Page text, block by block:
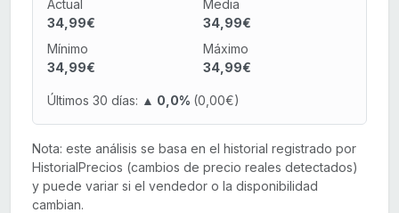
Actual
34,99€
Media
34,99€
Mínimo
34,99€
Máximo
34,99€
Últimos 30 días: ▲ 0,0% (0,00€)
Nota: este análisis se basa en el historial registrado por
HistorialPrecios (cambios de precio reales detectados)
y puede variar si el vendedor o la disponibilidad
cambian.